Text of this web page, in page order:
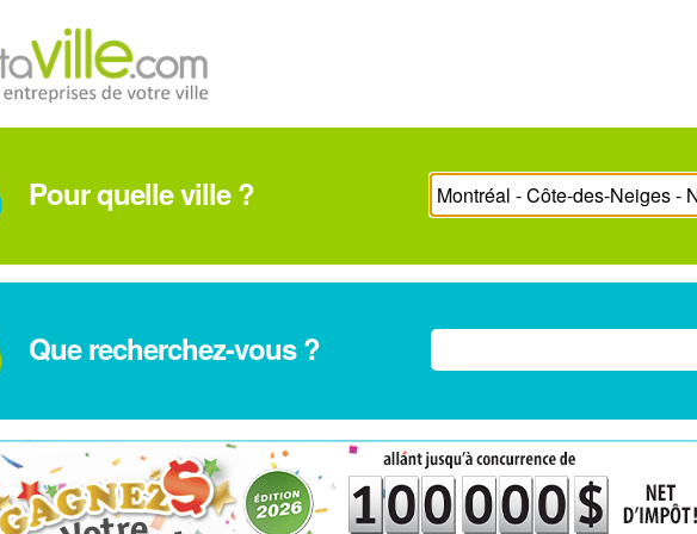
Pour quelle ville ?
Que recherchez-vous ?